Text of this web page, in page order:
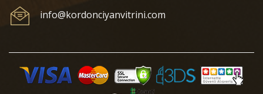
info@kordonciyanvitrini.com